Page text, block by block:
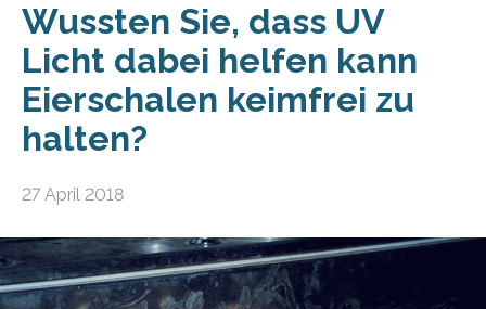
Wussten Sie, dass UV
Licht dabei helfen kann
Eierschalen keimfrei zu
halten?
27 April 2018